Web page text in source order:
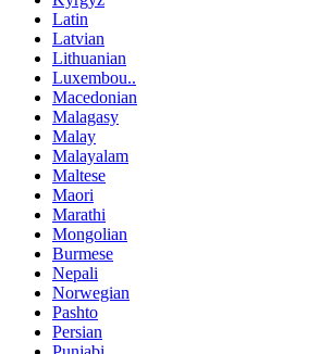
Latin
Latvian
Lithuanian
Luxembou..
Macedonian
Malagasy
Malay
Malayalam
Maltese
Maori
Marathi
Mongolian
Burmese
Nepali
Norwegian
Pashto
Persian